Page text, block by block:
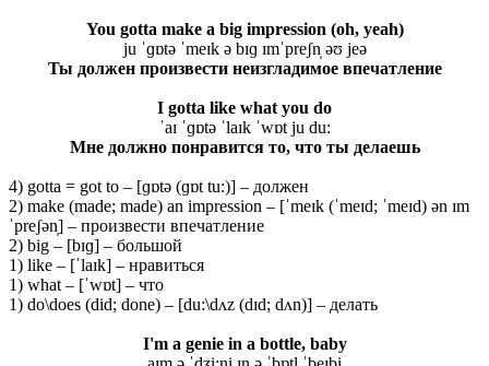
You gotta make a big impression (oh, yeah)
ju ˈɡɒtə ˈmeɪk ə bɪɡ ɪmˈpreʃn̩ əʊ jeə
Ты должен произвести неизгладимое впечатление
I gotta like what you do
ˈaɪ ˈɡɒtə ˈlaɪk ˈwɒt ju du:
Мне должно понравится то, что ты делаешь
4) gotta = got to – [ɡɒtə (ɡɒt tu:)] – должен
2) make (made; made) an impression – [ˈmeɪk (ˈmeɪd; ˈmeɪd) ən ɪm
ˈpreʃən̩] – произвести впечатление
2) big – [bɪɡ] – большой
1) like – [ˈlaɪk] – нравиться
1) what – [ˈwɒt] – что
1) do\does (did; done) – [du:\dʌz (dɪd; dʌn)] – делать
I'm a genie in a bottle, baby